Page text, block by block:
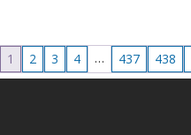
1 2 3 4 … 437 438